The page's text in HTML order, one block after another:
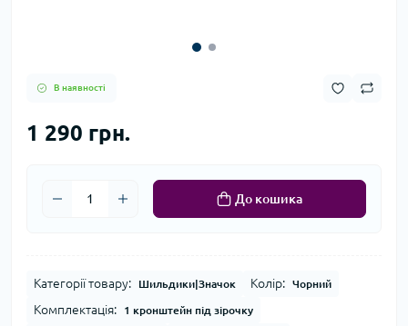
В наявності
1 290 грн.
До кошика
Категорії товару: Шильдики|Значок Колір: Чорний
Комплектація: 1 кронштейн під зірочку